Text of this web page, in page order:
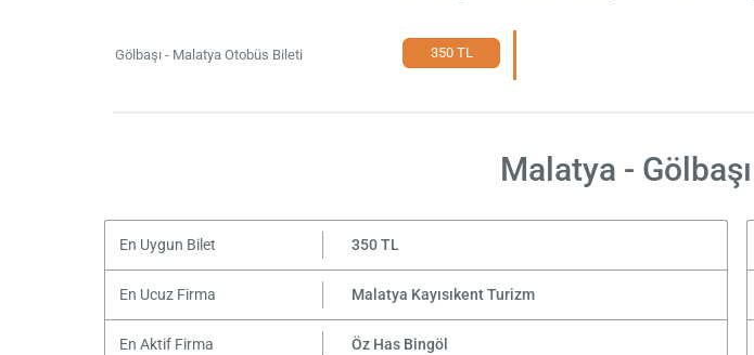
Gölbaşı - Malatya Otobüs Bileti 350 TL
Malatya -
En Uygun Bilet 350 TL
En Ucuz Firma Malatya Kayısıkent Turizm
En Aktif Firma Öz Has Bingöl